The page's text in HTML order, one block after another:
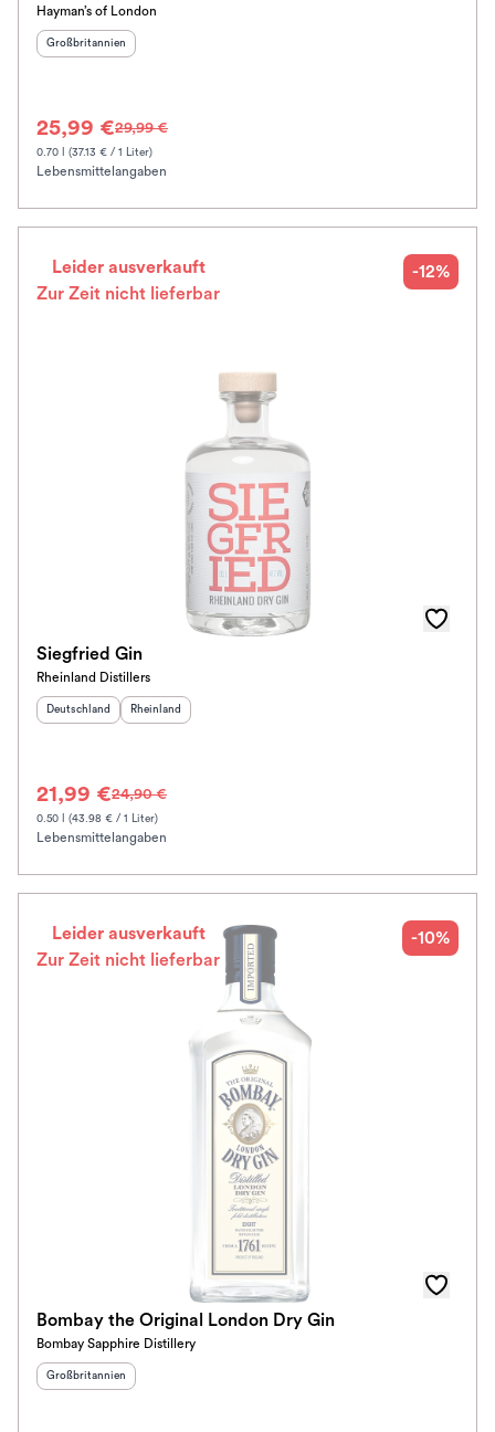
Hayman’s of London
Herkunftsland:
Großbritannien
25,99 €29,99 €
0.70 l (37.13 € / 1 Liter)
Lebensmittelangaben
Leider ausverkauft
Zur Zeit nicht lieferbar
-12%
Siegfried Gin
Rheinland Distillers
Herkunftsland
Deutschland Herkunftsregion
Rheinland
21,99 €24,90 €
0.50 l (43.98 € / 1 Liter)
Lebensmittelangaben
Leider ausverkauft
Zur Zeit nicht lieferbar
-10%
Bombay the Original London Dry Gin
Bombay Sapphire Distillery
Herkunftsland:
Großbritannien